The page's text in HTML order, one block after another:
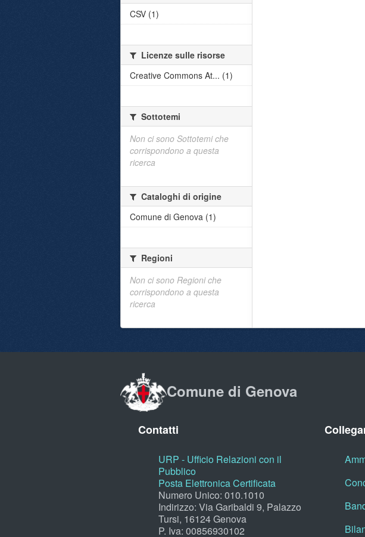
CSV (1)
Licenze sulle risorse
Creative Commons At... (1)
Sottotemi
Non ci sono Sottotemi che
corrispondono a questa
ricerca
Cataloghi di origine
Comune di Genova (1)
Regioni
Non ci sono Regioni che
corrispondono a questa
ricerca
Comune di Genova
Contatti
URP - Ufficio Relazioni con il
Pubblico
Posta Elettronica Certificata
Numero Unico: 010.1010
Indirizzo: Via Garibaldi 9, Palazzo
Tursi, 16124 Genova
P. Iva: 00856930102